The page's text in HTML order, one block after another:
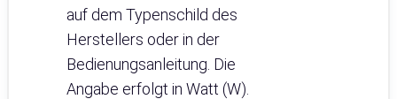
auf dem Typenschild des
Herstellers oder in der
Bedienungsanleitung. Die
Angabe erfolgt in Watt (W).